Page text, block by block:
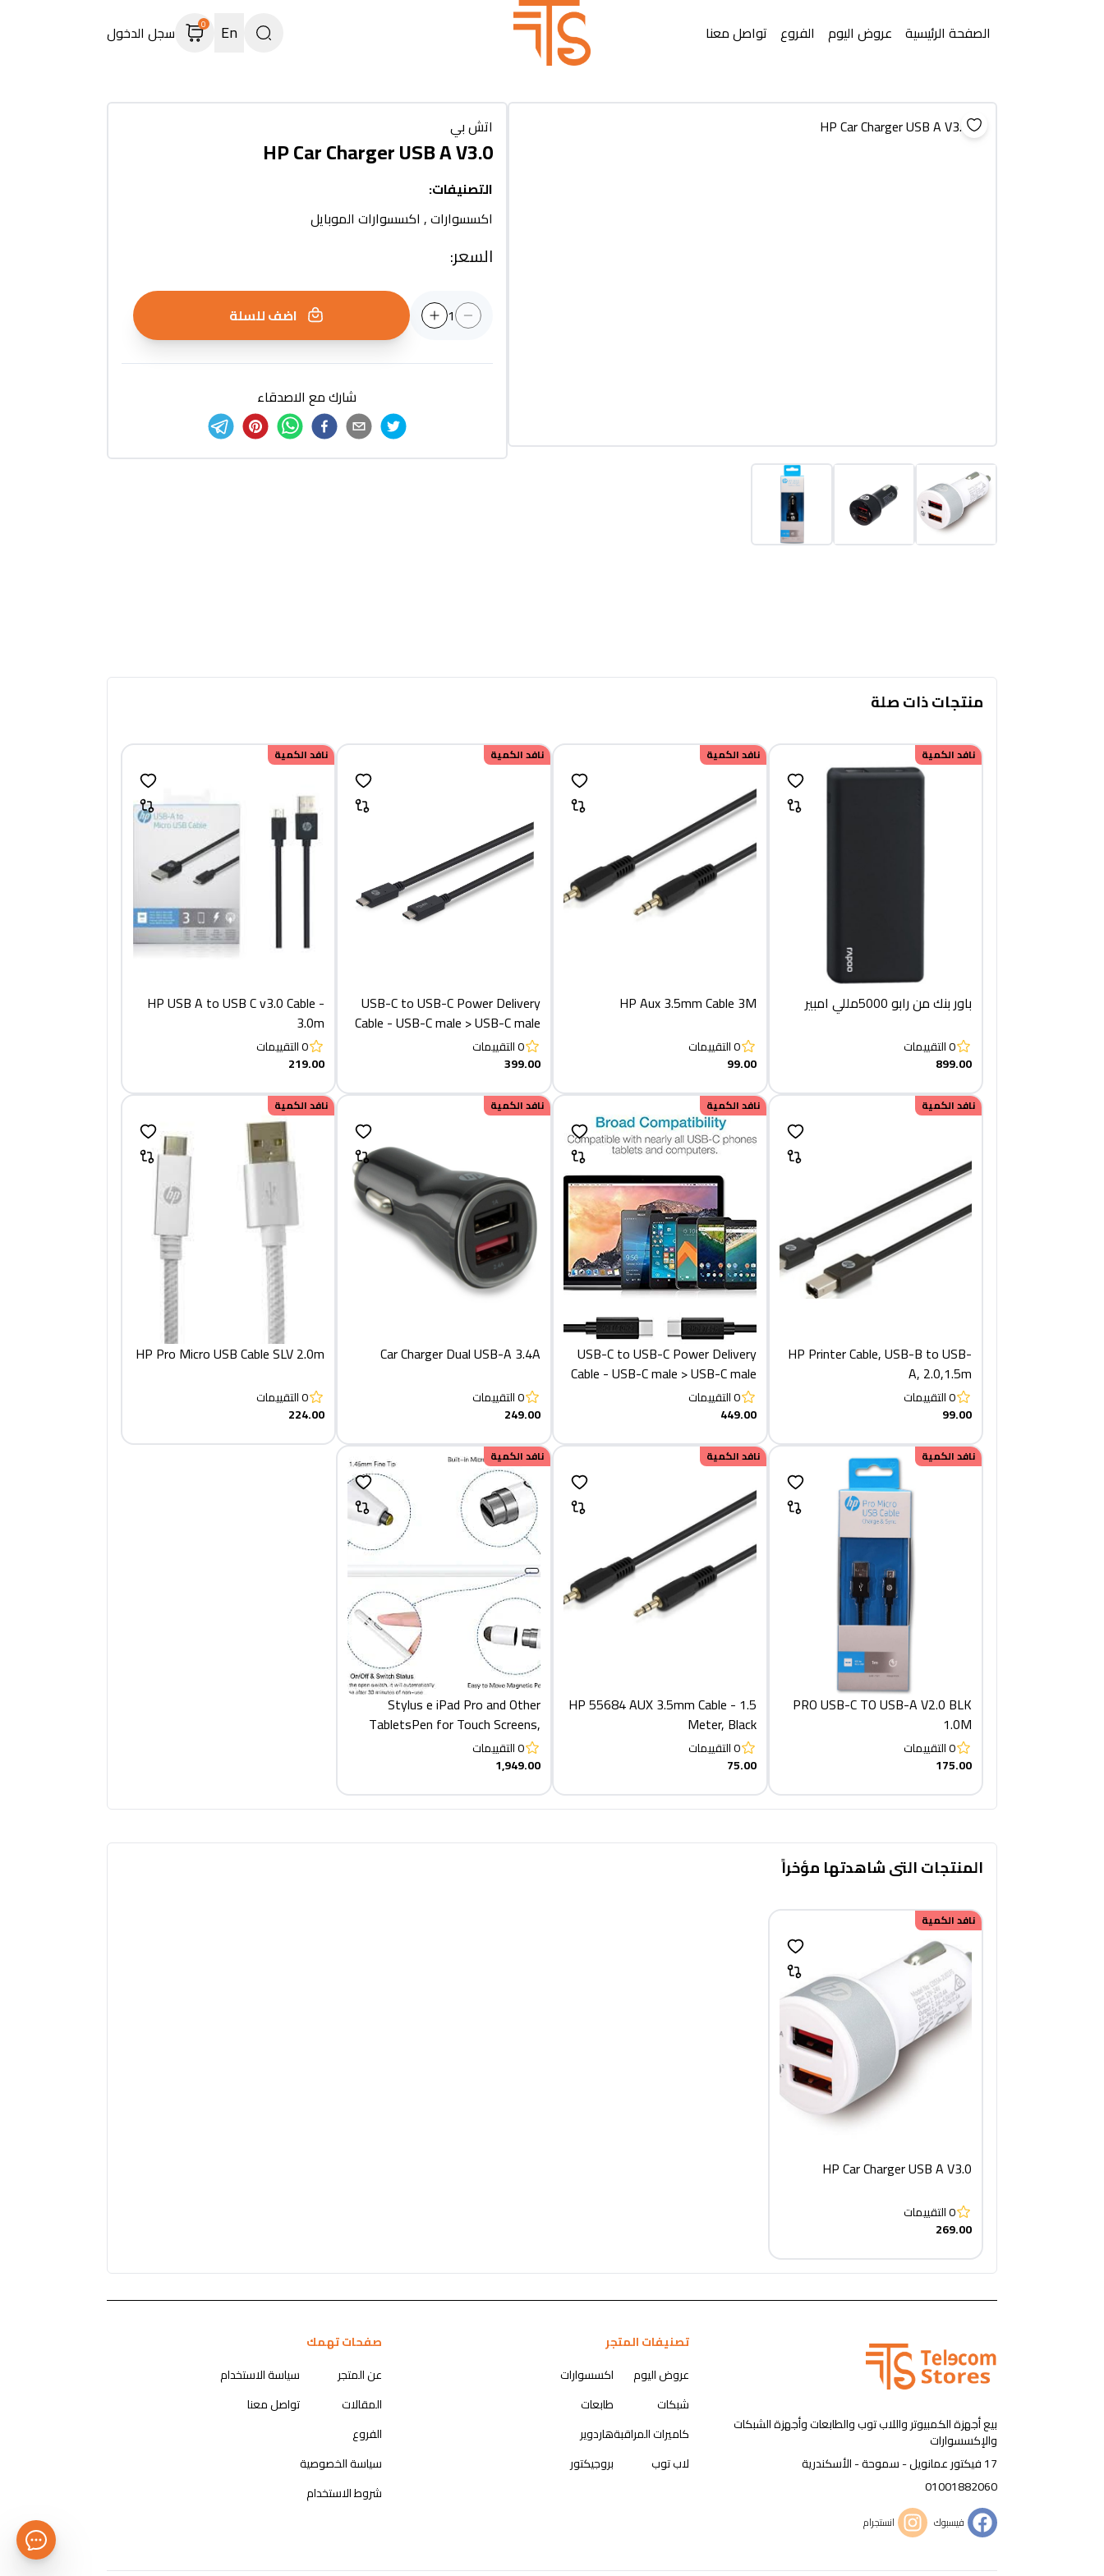
الصفحة الرئيسية عروض اليوم الفروع تواصل معنا En
0 سجل الدخول
اتش بي
HP Car Charger USB A V3.0
التصنيفات:
اكسسوارات, اكسسوارات الموبايل
السعر:
1 اضف للسلة
شارك مع الاصدقاء
منتجات ذات صلة
نافد الكمية
باور بنك من رابو 5000مللي امبير
0التقييمات
899.00
نافد الكمية
HP Aux 3.5mm Cable 3M
0التقييمات
99.00
نافد الكمية
USB-C to USB-C Power Delivery
Cable - USB-C male > USB-C male
1metrer
0التقييمات
399.00
نافد الكمية
HP USB A to USB C v3.0 Cable -
3.0m
0التقييمات
219.00
نافد الكمية
HP Printer Cable, USB-B to USB-
A, 2.0,1.5m
0التقييمات
99.00
نافد الكمية
USB-C to USB-C Power Delivery
Cable - USB-C male > USB-C male
2 metrer
0التقييمات
449.00
نافد الكمية
Car Charger Dual USB-A 3.4A
0التقييمات
249.00
نافد الكمية
HP Pro Micro USB Cable SLV 2.0m‏
0التقييمات
224.00
نافد الكمية
PRO USB-C TO USB-A V2.0 BLK
1.0M
0التقييمات
175.00
نافد الكمية
HP 55684 AUX 3.5mm Cable - 1.5
Meter, Black
0التقييمات
75.00
نافد الكمية
Stylus e iPad Pro and Other
TabletsPen for Touch Screens,
Digital Pencil Active Pens Fine
Point Stylist Compatible with
0التقييمات
1,949.00
المنتجات التى شاهدتها مؤخراً
نافد الكمية
HP Car Charger USB A V3.0
0التقييمات
269.00
بيع أجهزة الكمبيوتر واللاب توب والطابعات وأجهزة الشبكات
والإكسسوارات
17 فيكتور عمانويل - سموحة - الأسكندرية
01001882060
فيسبوك انستجرام
تصنيفات المتجر
عروض اليوم
شبكات
كاميرات المراقبة
لاب توب
اكسسوارات
طابعات
هاردوير
بروجيكتور
صفحات تهمك
عن المتجر
المقالات
الفروع
سياسة الخصوصية
شروط الاستخدام
سياسة الاستخدام
تواصل معنا